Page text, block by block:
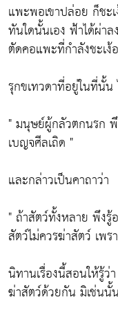
แพะพอเขาปล่อย ก็ชะ
ทันใดนั้นเอง ฟ้าได้ผ่า
ตัดคอแพะที่กำลังชะเ
รุกขเทวดาที่อยู่ในที่นั้น
" มนุษย์ผู้กลัวตกนรก
เบญจศีลเถิด "
และกล่าวเป็นคาถาว่า
" ถ้าสัตว์ทั้งหลาย พึง
สัตว์ไม่ควรฆ่าสัตว์ เพ
นิทานเรื่องนี้สอนให้รู้ว่
ฆ่าสัตว์ด้วยกัน มิเช่นนั้